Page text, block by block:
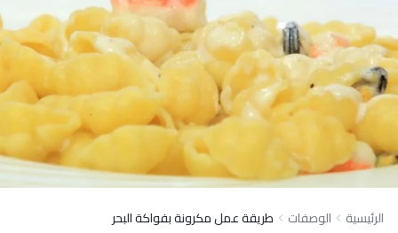
الرئيسية الوصفات طريقة عمل مكرونة بفواكة البحر